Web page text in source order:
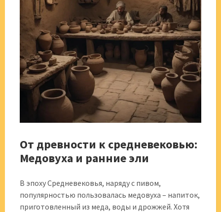
От древности к средневековью:
Медовуха и ранние эли
В эпоху Средневековья, наряду с пивом,
популярностью пользовалась медовуха – напиток,
приготовленный из меда, воды и дрожжей. Хотя